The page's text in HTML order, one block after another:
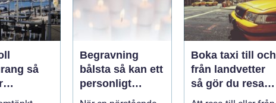
så
Begravning
bålsta så kan ett
personligt
avsked formas
Boka taxi till och
från landvetter
så gör du resan
trygg och